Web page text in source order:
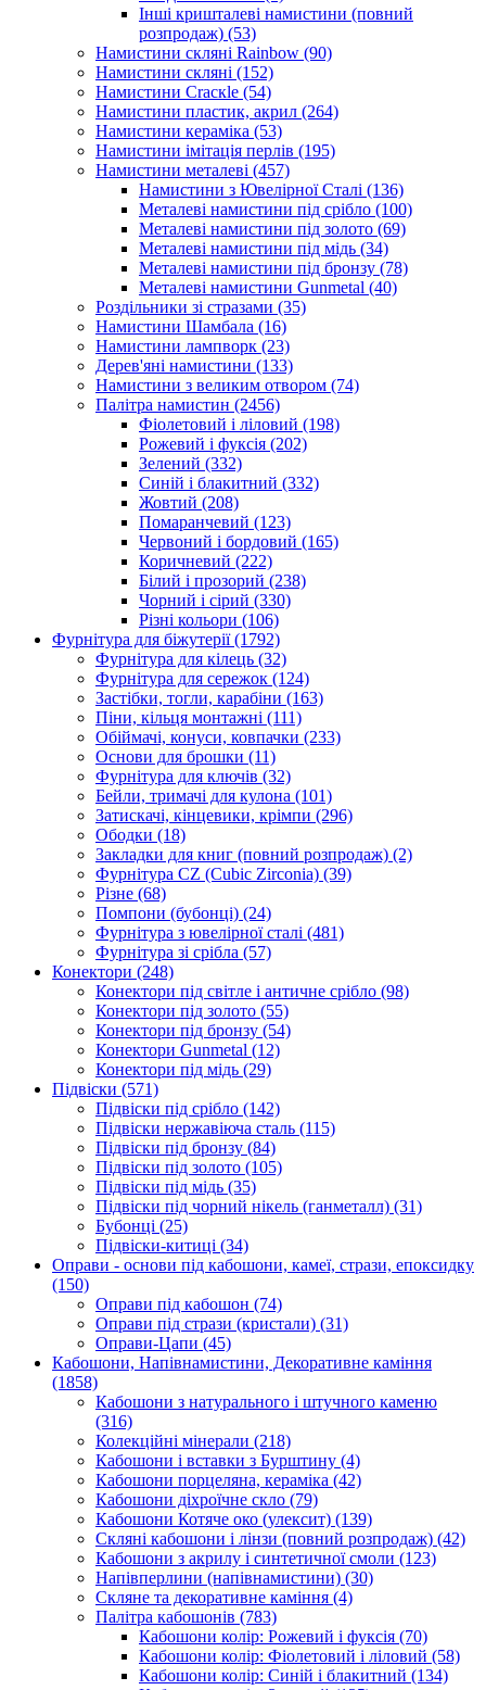
Інші кришталеві намистини (повний
розпродаж) (53)
Намистини скляні Rainbow (90)
Намистини скляні (152)
Намистини Cracкle (54)
Намистини пластик, акрил (264)
Намистини кераміка (53)
Намистини імітація перлів (195)
Намистини металеві (457)
Намистини з Ювелірної Сталі (136)
Металеві намистини під срібло (100)
Металеві намистини під золото (69)
Металеві намистини під мідь (34)
Металеві намистини під бронзу (78)
Металеві намистини Gunmetal (40)
Роздільники зі стразами (35)
Намистини Шамбала (16)
Намистини лампворк (23)
Дерев'яні намистини (133)
Намистини з великим отвором (74)
Палітра намистин (2456)
Фіолетовий і ліловий (198)
Рожевий і фуксія (202)
Зелений (332)
Синій і блакитний (332)
Жовтий (208)
Помаранчевий (123)
Червоний і бордовий (165)
Коричневий (222)
Білий і прозорий (238)
Чорний і сірий (330)
Різні кольори (106)
Фурнітура для біжутерії(1792)
Фурнітура для кілець (32)
Фурнітура для сережок (124)
Застібки, тогли, карабіни (163)
Піни, кільця монтажні (111)
Обіймачі, конуси, ковпачки (233)
Основи для брошки (11)
Фурнітура для ключів (32)
Бейли, тримачі для кулона (101)
Затискачі, кінцевики, крімпи (296)
Ободки (18)
Закладки для книг (повний розпродаж) (2)
Фурнітура CZ (Cubic Zirconia) (39)
Різне (68)
Помпони (бубонці) (24)
Фурнітура з ювелірної сталі (481)
Фурнітура зі срібла (57)
Конектори (248)
Конектори під світле і античне срібло (98)
Конектори під золото (55)
Конектори під бронзу (54)
Конектори Gunmetal (12)
Конектори під мідь (29)
Підвіски (571)
Підвіски під срібло (142)
Підвіски нержавіюча сталь (115)
Підвіски під бронзу (84)
Підвіски під золото (105)
Підвіски під мідь (35)
Підвіски під чорний нікель (ганметалл) (31)
Бубонці (25)
Підвіски-китиці (34)
Оправи - основи під кабошони, камеї, стрази, епоксидку
(150)
Оправи під кабошон (74)
Оправи під стрази (кристали) (31)
Оправи-Цапи (45)
Кабошони, Напівнамистини, Декоративне каміння
(1858)
Кабошони з натурального і штучного каменю
(316)
Колекційні мінерали (218)
Кабошони і вставки з Бурштину (4)
Кабошони порцеляна, кераміка (42)
Кабошони діхроїчне скло (79)
Кабошони Котяче око (улексит) (139)
Скляні кабошони і лінзи (повний розпродаж) (42)
Кабошони з акрилу і синтетичної смоли (123)
Напівперлини (напівнамистини) (30)
Скляне та декоративне каміння (4)
Палітра кабошонів (783)
Кабошони колір: Рожевий і фуксія (70)
Кабошони колір: Фіолетовий і ліловий (58)
Кабошони колір: Синій і блакитний (134)